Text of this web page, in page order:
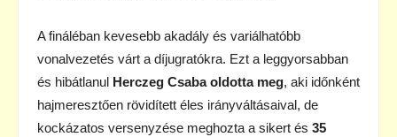
A fináléban kevesebb akadály és variálhatóbb
vonalvezetés várt a díjugratókra. Ezt a leggyorsabban
és hibátlanul Herczeg Csaba oldotta meg, aki időnként
hajmeresztően rövidített éles irányváltásaival, de
kockázatos versenyzése meghozta a sikert és 35